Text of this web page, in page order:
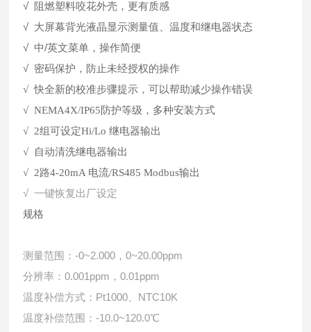
√ 阻燃塑料咬花外壳，更有质感
√ 大屏幕背光液晶显示测量值、温度和继电器状态
√ 中/英文菜单，操作简便
√ 密码保护，防止未经授权的操作
√ 快全新的校准步骤提示，可以帮助减少操作错误
√ NEMA4X/IP65防护等级，多种安装方式
√ 2组可设定Hi/Lo 继电器输出
√ 自动清洗继电器输出
√ 2路4-20mA 电流/RS485 Modbus输出
√ 一键恢复出厂设定
规格
测量范围：-0~2.000，0~20.00ppm
分辨率：0.001ppm，0.01ppm
温度补偿方式：Pt1000、NTC10K
温度补偿范围：-10.0~120.0℃